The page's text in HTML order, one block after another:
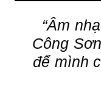
“Âm
Công
để mình